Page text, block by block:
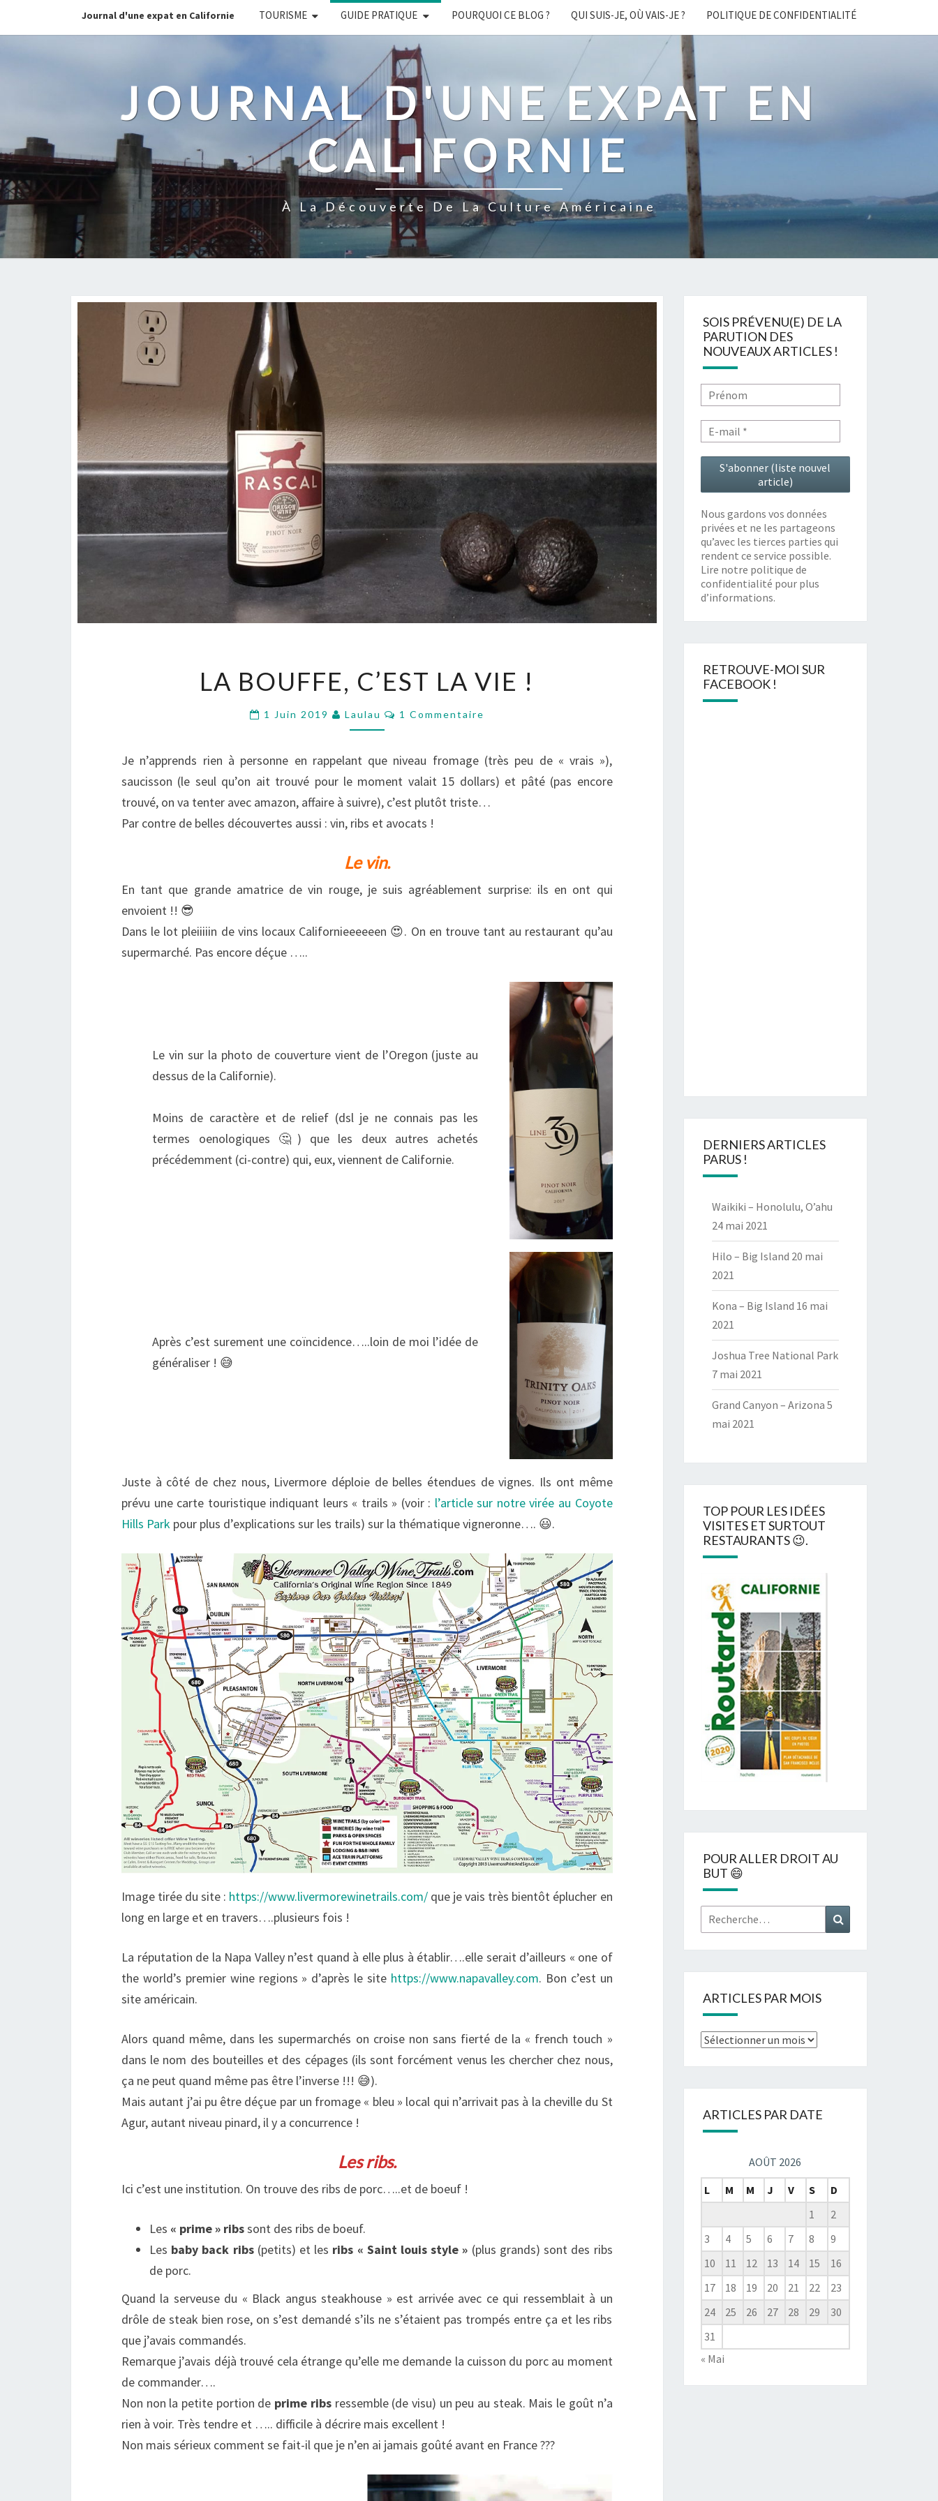
Journal d'une expat en Californie TOURISME GUIDE PRATIQUE POURQUOI CE BLOG ? QUI SUIS-JE, OÙ VAIS-JE ? POLITIQUE DE CONFIDENTIALITÉ
JOURNAL D'UNE EXPAT EN
CALIFORNIE
À La Découverte De La Culture Américaine
BOUFFE,
!
LA BOUFFE, C’EST LA VIE !
1 Juin 2019 Laulau Commentaires
1 Commentaire
Je n’apprends rien à personne en rappelant que niveau fromage (très peu de « vrais »),
saucisson (le seul qu’on ait trouvé pour le moment valait 15 dollars) et pâté (pas encore
trouvé, on va tenter avec amazon, affaire à suivre), c’est plutôt triste…
Par contre de belles découvertes aussi : vin, ribs et avocats !
Le vin.
En tant que grande amatrice de vin rouge, je suis agréablement surprise: ils en ont qui
envoient !! 😎
Dans le lot pleiiiiin de vins locaux Californieeeeeen 😍. On en trouve tant au restaurant qu’au
supermarché. Pas encore déçue …..
Le vin sur la photo de couverture vient de l’Oregon (juste au
dessus de la Californie).
Moins de caractère et de relief (dsl je ne connais pas les
termes oenologiques 🤔) que les deux autres achetés
précédemment (ci-contre) qui, eux, viennent de Californie.
Après c’est surement une coïncidence…..loin de moi l’idée de
généraliser ! 😅
Juste à côté de chez nous, Livermore déploie de belles étendues de vignes. Ils ont même
prévu une carte touristique indiquant leurs « trails » (voir : l’article sur notre virée au Coyote
Hills Park pour plus d’explications sur les trails) sur la thématique vigneronne…. 😃.
Image tirée du site : https://www.livermorewinetrails.com/ que je vais très bientôt éplucher en
long en large et en travers….plusieurs fois !
La réputation de la Napa Valley n’est quand à elle plus à établir….elle serait d’ailleurs « one of
the world’s premier wine regions » d’après le site https://www.napavalley.com. Bon c’est un
site américain.
Alors quand même, dans les supermarchés on croise non sans fierté de la « french touch »
dans le nom des bouteilles et des cépages (ils sont forcément venus les chercher chez nous,
ça ne peut quand même pas être l’inverse !!! 😅).
Mais autant j’ai pu être déçue par un fromage « bleu » local qui n’arrivait pas à la cheville du St
Agur, autant niveau pinard, il y a concurrence !
Les ribs.
Ici c’est une institution. On trouve des ribs de porc…..et de boeuf !
Les « prime » ribssont des ribs de boeuf.
Les baby back ribs(petits) et les ribs « Saint louis style » (plus grands) sont des ribs
de porc.
Quand la serveuse du « Black angus steakhouse » est arrivée avec ce qui ressemblait à un
drôle de steak bien rose, on s’est demandé s’ils ne s’étaient pas trompés entre ça et les ribs
que j’avais commandés.
Remarque j’avais déjà trouvé cela étrange qu’elle me demande la cuisson du porc au moment
de commander….
Non non la petite portion de prime ribsressemble (de visu) un peu au steak. Mais le goût n’a
rien à voir. Très tendre et ….. difficile à décrire mais excellent !
Non mais sérieux comment se fait-il que je n’en ai jamais goûté avant en France ???
SOIS PRÉVENU(E) DE LA
PARUTION DES
NOUVEAUX ARTICLES !
Nous gardons vos données
privées et ne les partageons
qu’avec les tierces parties qui
rendent ce service possible.
Lire notre politique de
confidentialité pour plus
d’informations.
RETROUVE-MOI SUR
FACEBOOK !
DERNIERS ARTICLES
PARUS !
Waikiki – Honolulu, O’ahu
24 mai 2021
Hilo – Big Island 20 mai
2021
Kona – Big Island 16 mai
2021
Joshua Tree National Park
7 mai 2021
Grand Canyon – Arizona 5
mai 2021
TOP POUR LES IDÉES
VISITES ET SURTOUT
RESTAURANTS 😉.
POUR ALLER DROIT AU
BUT 😄
Rechercher :
ARTICLES PAR MOIS
Articles
ARTICLES PAR DATE
AOÛT 2026
L
M M J V S
D
1
2
3
4 5 6 7 8
9
10
11 12 13 14 15
16
17
18 19 20 21 22
23
24
25 26 27 28 29
30
31
« Mai